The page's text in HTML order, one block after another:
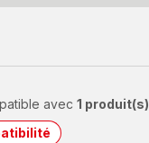
avec 1 produit(s)